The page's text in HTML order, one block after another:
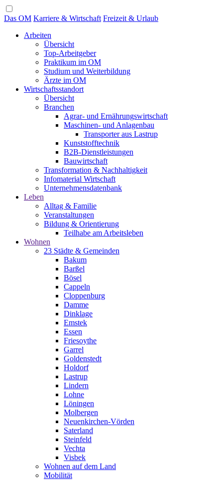
Das OM Karriere & Wirtschaft Freizeit & Urlaub
Arbeiten
Übersicht
Top-Arbeitgeber
Praktikum im OM
Studium und Weiterbildung
Ärzte im OM
Wirtschaftsstandort
Übersicht
Branchen
Agrar- und Ernährungswirtschaft
Maschinen- und Anlagenbau
Transporter aus Lastrup
Kunststofftechnik
B2B-Dienstleistungen
Bauwirtschaft
Transformation & Nachhaltigkeit
Infomaterial Wirtschaft
Unternehmensdatenbank
Leben
Alltag & Familie
Veranstaltungen
Bildung & Orientierung
Teilhabe am Arbeitsleben
Wohnen
23 Städte & Gemeinden
Bakum
Barßel
Bösel
Cappeln
Cloppenburg
Damme
Dinklage
Emstek
Essen
Friesoythe
Garrel
Goldenstedt
Holdorf
Lastrup
Lindern
Lohne
Löningen
Molbergen
Neuenkirchen-Vörden
Saterland
Steinfeld
Vechta
Visbek
Wohnen auf dem Land
Mobilität